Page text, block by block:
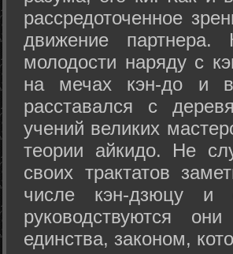
рассредоточенное
движение
молодости наряду с
на мечах кэн-до и
расставался с
учений великих
теории айкидо. Не
своих трактатов
числе кэн-дзюцу и
руководствуются
единства, законом,